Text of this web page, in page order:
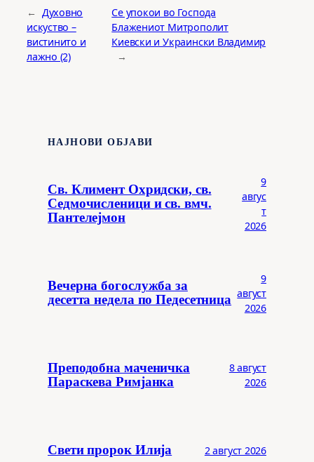
← Духовно
искуство –
вистинито и
лажно (2)
Се упокои во Господа
Блажениот Митрополит
Киевски и Украински Владимир
→
НАЈНОВИ ОБЈАВИ
Св. Климент Охридски, св.
Седмочисленици и св. вмч.
Пантелејмон
9
авгус
т
2026
Вечерна богослужба за
десетта недела по Педесетница
9
август
2026
Преподобна маченичка
Параскева Римјанка
8 август
2026
Свети пророк Илија 2 август 2026